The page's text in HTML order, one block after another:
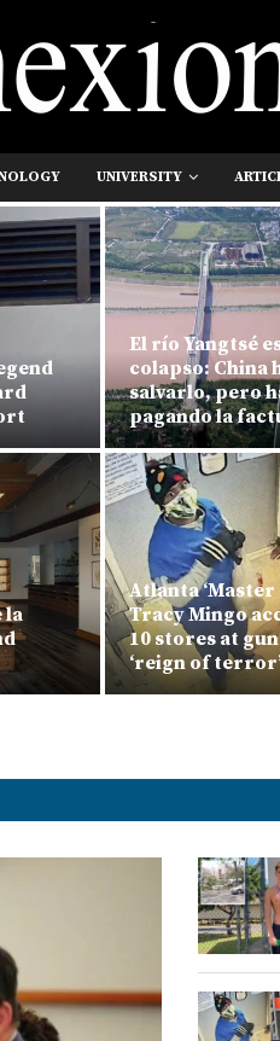
UNIVERSITY
la
El río Yangtsé
colapso: China
salvarlo, pero
pagando la
Atlanta ‘Master
Tracy Mingo
10 stores at
‘reign of